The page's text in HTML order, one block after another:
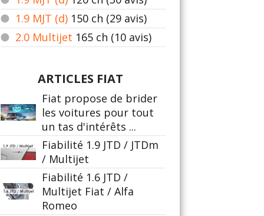
1.9 MJT (d) 150 ch (29 avis)
2.0 Multijet 165 ch (10 avis)
ARTICLES FIAT
Fiat propose de brider
les voitures pour tout
un tas d'intérêts ...
Fiabilité 1.9 JTD / JTDm
/ Multijet
Fiabilité 1.6 JTD /
Multijet Fiat / Alfa
Romeo